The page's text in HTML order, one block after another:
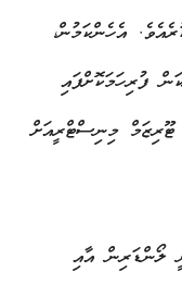
އެހެންކަމުން،
ފުރިހަމަކޮށްފައި
މިނިސްޓްރީއަށް
ލޯންޑަރިން އާއި